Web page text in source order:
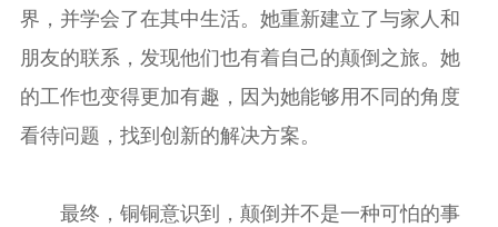
界，并学会了在其中生活。她重新建立了与家人和
朋友的联系，发现他们也有着自己的颠倒之旅。她
的工作也变得更加有趣，因为她能够用不同的角度
看待问题，找到创新的解决方案。
最终，铜铜意识到，颠倒并不是一种可怕的事